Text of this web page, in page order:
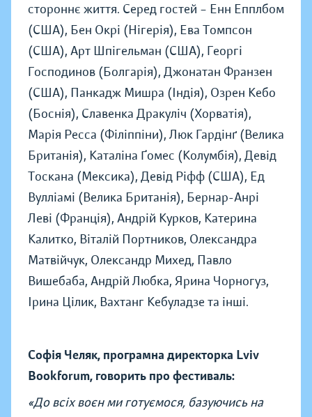
стороннє життя. Серед гостей – Енн Епплбом
(США), Бен Окрі (Нігерія), Ева Томпсон
(США), Арт Шпігельман (США), Георгі
Господинов (Болгарія), Джонатан Франзен
(США), Панкадж Мишра (Індія), Озрен Кебо
(Боснія), Славенка Дракуліч (Хорватія),
Марія Ресса (Філіппіни), Люк Гардінґ (Велика
Британія), Каталіна Ґомес (Колумбія), Девід
Тоскана (Мексика), Девід Ріфф (США), Ед
Вулліамі (Велика Британія), Бернар-Анрі
Леві (Франція), Андрій Курков, Катерина
Калитко, Віталій Портников, Олександра
Матвійчук, Олександр Михед, Павло
Вишебаба, Андрій Любка, Ярина Чорногуз,
Ірина Цілик, Вахтанг Кебуладзе та інші.
Софія Челяк, програмна директорка Lviv
Bookforum, говорить про фестиваль:
«До всіх воєн ми готуємося, базуючись на